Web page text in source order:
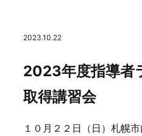
2023.10.22
2023年度指導者
取得講習会
１０月２２日（日）札幌